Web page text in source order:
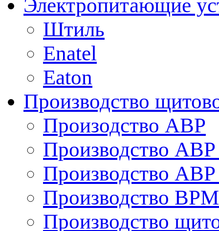
Электропитающие
Штиль
Enatel
Eaton
Производство
Произодство АВР
Производство
Производство
Производство ВРМ
Производство